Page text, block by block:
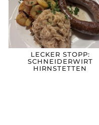
LECKER STOPP:
SCHNEIDERWIRT
HIRNSTETTEN